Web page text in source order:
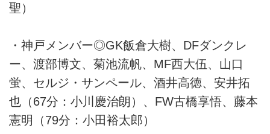
聖）
・神戸メンバー◎GK飯倉大樹、DFダンクレ
ー、渡部博文、菊池流帆、MF西大伍、山口
蛍、セルジ・サンペール、酒井高徳、安井拓
也（67分：小川慶治朗）、FW古橋享悟、藤本
憲明（79分：小田裕太郎）